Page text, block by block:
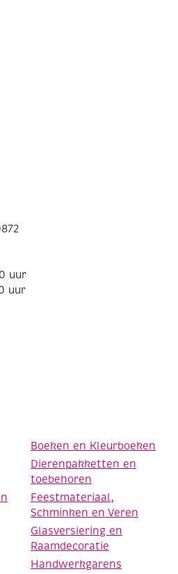
uur
uur
Boeken en Kleurboeken
Dierenpakketten en
toebehoren
Feestmateriaal,
Schminken en Veren
Glasversiering en
Raamdecoratie
Handwerkgarens